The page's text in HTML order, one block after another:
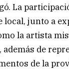
La
junto a
la artista
además de
de la